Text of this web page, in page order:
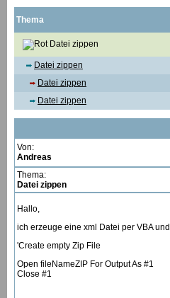
Thema
Datei zippen
Datei zippen
Datei zippen
Datei zippen
Von:
Andreas
Thema:
Datei zippen
Hallo,
ich erzeuge eine xml Datei per VBA
'Create empty Zip File
Open fileNameZIP For Output As #1
Close #1